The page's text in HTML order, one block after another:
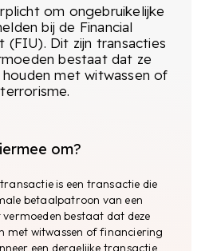
Door inzicht in
met
brengen we
snel de
in kaart.
check. De KYC-vereisten
maar over het
om ongebruikelijke
bij de Financial
(FIU). Dit zijn transacties
bestaat dat ze
houden met witwassen of
om?
is een transactie die
betaalpatroon van een
bestaat dat deze
met witwassen of financiering
een dergelijke transactie